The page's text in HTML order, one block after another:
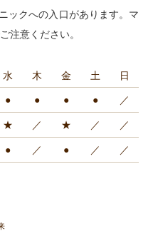
ックへの入口があります。マ
注意ください。
水 木 金 土 日
● ● ● ● ／
★ ／ ★ ／ ／
● ／ ● ／ ／